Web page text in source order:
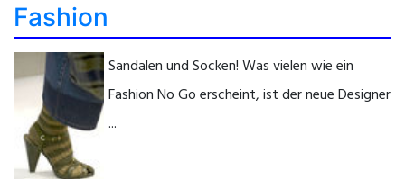
Fashion
Sandalen und Socken! Was vielen wie ein
Fashion No Go erscheint, ist der neue Designer
...